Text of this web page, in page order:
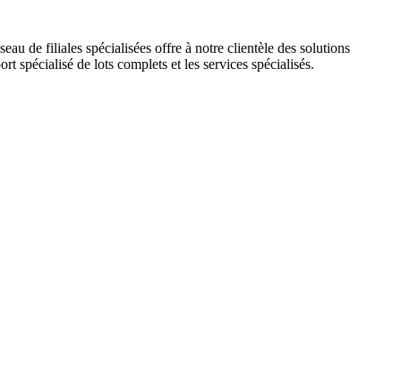
de filiales spécialisées offre à notre clientèle des solutions
spécialisé de lots complets et les services spécialisés.